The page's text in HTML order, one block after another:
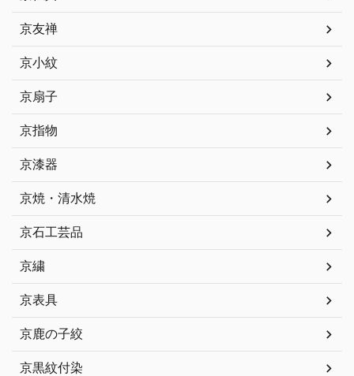
京友禅
京小紋
京扇子
京指物
京漆器
京焼・清水焼
京石工芸品
京繍
京表具
京鹿の子絞
京黒紋付染